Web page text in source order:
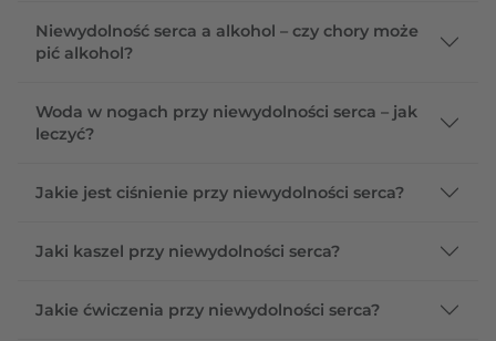
Niewydolność serca a alkohol – czy chory może
pić alkohol?
Woda w nogach przy niewydolności serca – jak
leczyć?
Jakie jest ciśnienie przy niewydolności serca?
Jaki kaszel przy niewydolności serca?
Jakie ćwiczenia przy niewydolności serca?